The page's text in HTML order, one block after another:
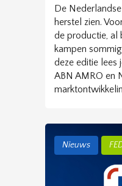
De
herstel zien.
de productie, al
kampen
deze editie lees
ABN AMRO en
Nieuws